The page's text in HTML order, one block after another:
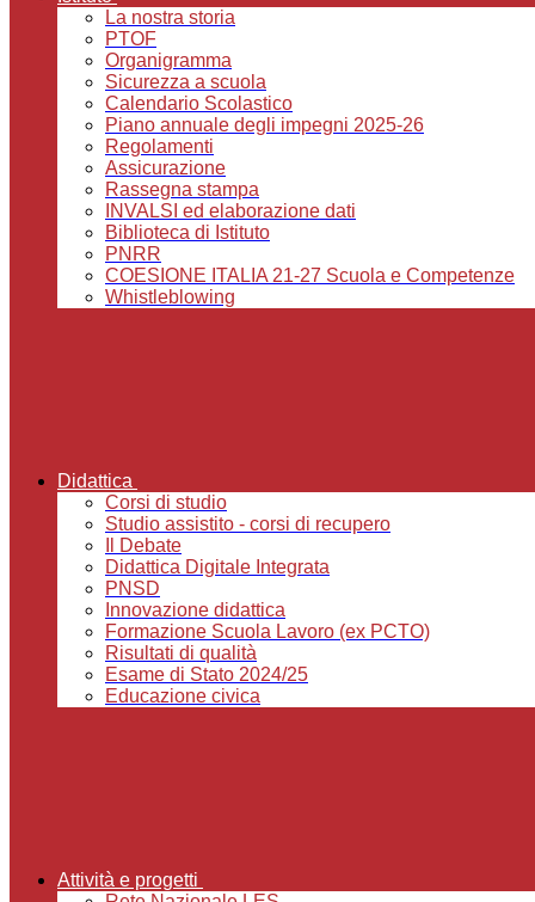
La nostra storia
PTOF
Organigramma
Sicurezza a scuola
Calendario Scolastico
Piano annuale degli impegni 2025-26
Regolamenti
Assicurazione
Rassegna stampa
INVALSI ed elaborazione dati
Biblioteca di Istituto
PNRR
COESIONE ITALIA 21-27 Scuola e Competenze
Whistleblowing
Didattica
Corsi di studio
Studio assistito - corsi di recupero
Il Debate
Didattica Digitale Integrata
PNSD
Innovazione didattica
Formazione Scuola Lavoro (ex PCTO)
Risultati di qualità
Esame di Stato 2024/25
Educazione civica
Attività e progetti